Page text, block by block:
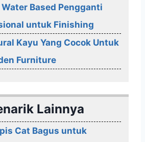
Based Pengganti
untuk Finishing
Kayu Yang Cocok Untuk
Furniture
Lainnya
Cat Bagus untuk